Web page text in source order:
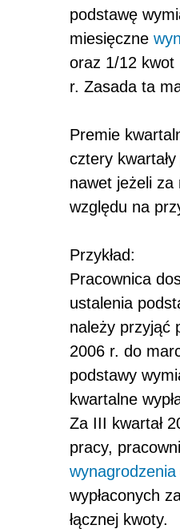
podstawę
miesięczne
oraz 1/12 kwot
r. Zasada ta
Premie
cztery
nawet jeżeli za
względu na
Przykład:
Pracownica
ustalenia
należy przyjąć
2006 r. do
podstawy
kwartalne
Za III kwartał
pracy,
wynagrodzenia
wypłaconych
łącznej kwoty.